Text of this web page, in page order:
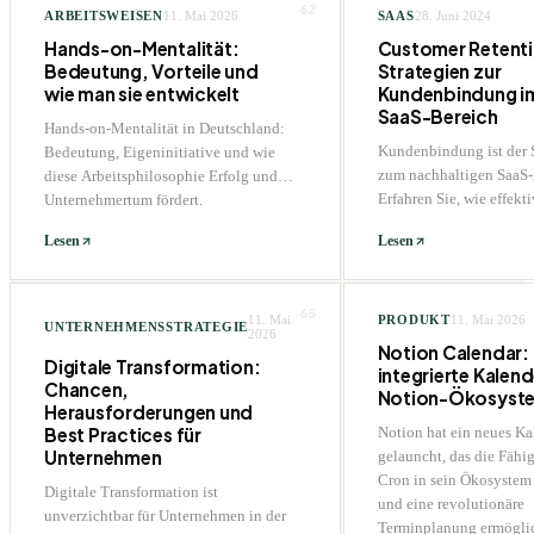
ARBEITSWEISEN11. Mai 2026
Hands-on-Mentalität:
Bedeutung, Vorteile und
wie man sie entwickelt
Hands-on-Mentalität in Deutschland:
Bedeutung, Eigeninitiative und wie
diese Arbeitsphilosophie Erfolg und
Unternehmertum fördert.
Lesen
SAAS28. Juni 2024
Customer
Strategien zur
Kundenbindung
SaaS-Bereich
Kundenbindung ist der
zum nachhaltigen
Erfahren Sie, wie
Kundenloyalität
Lesen
UNTERNEHMENSSTRATEGIE11. Mai
2026
Digitale Transformation:
Chancen,
Herausforderungen und
Best Practices für
Unternehmen
Digitale Transformation ist
unverzichtbar für Unternehmen in der
PRODUKT11. Mai 2026
Notion Calendar:
integrierte
Notion-
Notion hat ein neues
gelauncht, das die
Cron in sein
und eine revolutionäre
Terminplanung